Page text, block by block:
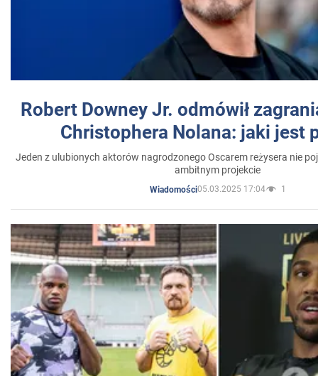
Robert Downey Jr. odmówił
Christophera Nolana: jaki jest
Jeden z ulubionych aktorów nagrodzonego Oscarem reżysera nie
ambitnym projekcie
Wiadomości05.03.2025 17:04 1